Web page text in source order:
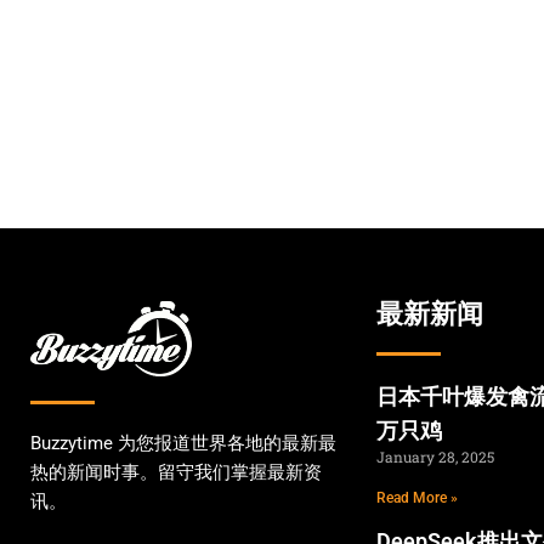
Buzzytime 为您报道世界各地的最新最
热的新闻时事。留守我们掌握最新资
讯。
最新新闻
日本千叶爆发禽
万只鸡
January 28, 2025
Read More »